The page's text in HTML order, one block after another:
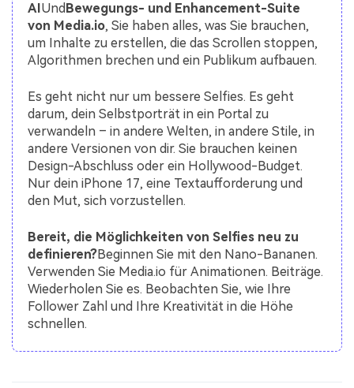
AI Und Bewegungs- und Enhancement-Suite
von Media.io, Sie haben alles, was Sie brauchen,
um Inhalte zu erstellen, die das Scrollen stoppen,
Algorithmen brechen und ein Publikum aufbauen.
Es geht nicht nur um bessere Selfies. Es geht
darum, dein Selbstporträt in ein Portal zu
verwandeln – in andere Welten, in andere Stile, in
andere Versionen von dir. Sie brauchen keinen
Design-Abschluss oder ein Hollywood-Budget.
Nur dein iPhone 17, eine Textaufforderung und
den Mut, sich vorzustellen.
Bereit, die Möglichkeiten von Selfies neu zu
definieren?Beginnen Sie mit den Nano-Bananen.
Verwenden Sie Media.io für Animationen. Beiträge.
Wiederholen Sie es. Beobachten Sie, wie Ihre
Follower Zahl und Ihre Kreativität in die Höhe
schnellen.